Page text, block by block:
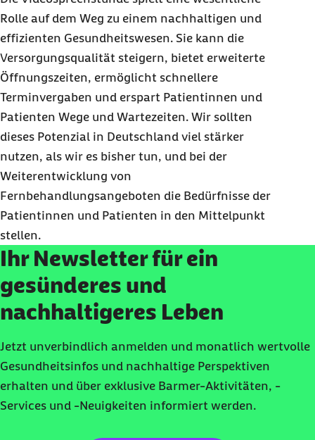
Rolle auf dem Weg zu einem nachhaltigen und
effizienten Gesundheitswesen. Sie kann die
Versorgungsqualität steigern, bietet erweiterte
Öffnungszeiten, ermöglicht schnellere
Terminvergaben und erspart Patientinnen und
Patienten Wege und Wartezeiten. Wir sollten
dieses Potenzial in Deutschland viel stärker
nutzen, als wir es bisher tun, und bei der
Weiterentwicklung von
Fernbehandlungsangeboten die Bedürfnisse der
Patientinnen und Patienten in den Mittelpunkt
stellen.
Ihr Newsletter für ein
gesünderes und
nachhaltigeres Leben
Jetzt unverbindlich anmelden und monatlich wertvolle
Gesundheitsinfos und nachhaltige Perspektiven
erhalten und über exklusive Barmer-Aktivitäten, -
Services und -Neuigkeiten informiert werden.